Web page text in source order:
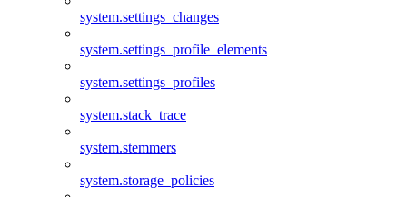
system.settings_changes
system.settings_profile_elements
system.settings_profiles
system.stack_trace
system.stemmers
system.storage_policies